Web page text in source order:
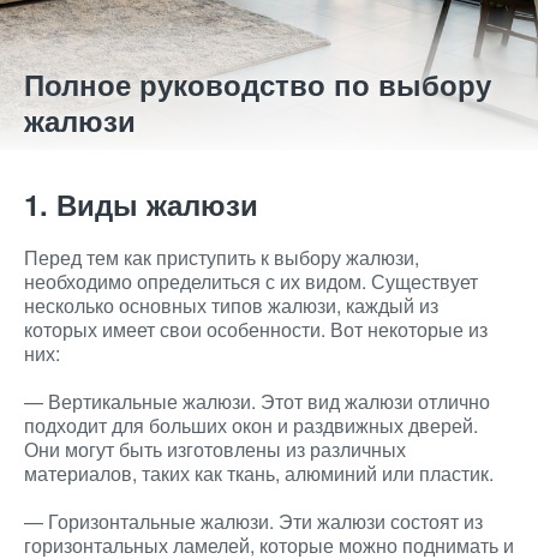
Полное руководство по выбору
жалюзи
1. Виды жалюзи
Перед тем как приступить к выбору жалюзи,
необходимо определиться с их видом. Существует
несколько основных типов жалюзи, каждый из
которых имеет свои особенности. Вот некоторые из
них:
— Вертикальные жалюзи. Этот вид жалюзи отлично
подходит для больших окон и раздвижных дверей.
Они могут быть изготовлены из различных
материалов, таких как ткань, алюминий или пластик.
— Горизонтальные жалюзи. Эти жалюзи состоят из
горизонтальных ламелей, которые можно поднимать и